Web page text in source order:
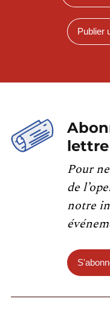
Publier
Pour
de
notre